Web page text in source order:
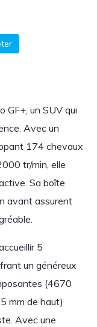
GF+, un SUV qui
Avec un
174 chevaux
tr/min, elle
Sa boîte
avant assurent
5
un généreux
(4670
mm de haut)
Avec une